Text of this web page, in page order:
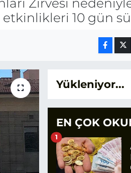
Zirvesi
10 gün
Yükleniyor...
EN ÇOK
1